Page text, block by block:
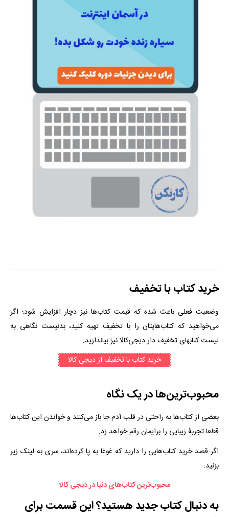
خرید کتاب با تخفیف
وضعیت فعلی باعث شده که قیمت کتاب‌ها نیز دچار افزایش شود؛ اگر
می‌خواهید که کتاب‌هایتان را با تخفیف تهیه کنید، بدنیست نگاهی به
لیست کتابهای تخفیف دار دیجی‌کالا نیز بیاندازید:
خرید کتاب با تخفیف از دیجی کالا
محبوب‌ترین‌ها در یک نگاه
بعضی از کتاب‌ها به راحتی در قلب آدم جا باز می‌کنند و خواندن این کتاب‌ها
قطعا تجربهٔ زیبایی را برایمان رقم خواهد زد.
اگر قصد خرید کتاب‌هایی را دارید که غوغا به پا کرده‌اند، سری به لینک زیر
بزنید:
محبوب‌ترین کتاب‌های دنیا در دیجی کالا
به دنبال کتاب جدید هستید؟ این قسمت برای